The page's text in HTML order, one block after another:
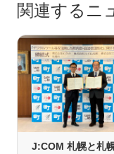
関連するニ
J:COM 札幌と札